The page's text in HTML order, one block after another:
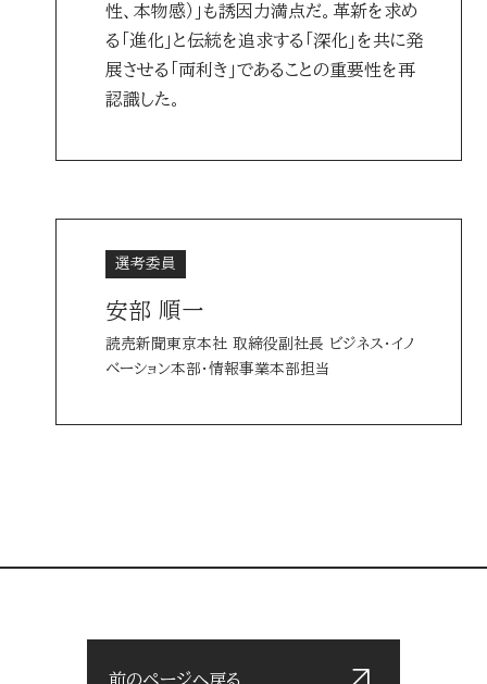
性、本物感）」も誘因力満点だ。革新を求め
る「進化」と伝統を追求する「深化」を共に発
展させる「両利き」であることの重要性を再
認識した。
選考委員
安部 順一
読売新聞東京本社 取締役副社長 ビジネス・イノ
ベーション本部・情報事業本部担当
前のページへ戻る